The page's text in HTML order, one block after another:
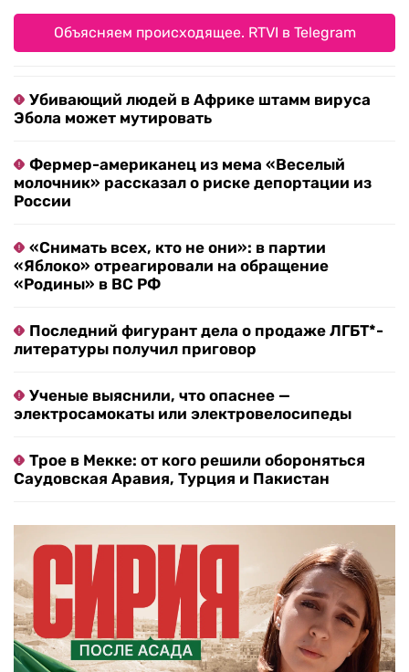
Объясняем происходящее. RTVI в Telegram
Убивающий людей в Африке штамм вируса
Эбола может мутировать
Фермер-американец из мема «Веселый
молочник» рассказал о риске депортации из
России
«Снимать всех, кто не они»: в партии
«Яблоко» отреагировали на обращение
«Родины» в ВС РФ
Последний фигурант дела о продаже ЛГБТ*-
литературы получил приговор
Ученые выяснили, что опаснее —
электросамокаты или электровелосипеды
Трое в Мекке: от кого решили обороняться
Саудовская Аравия, Турция и Пакистан